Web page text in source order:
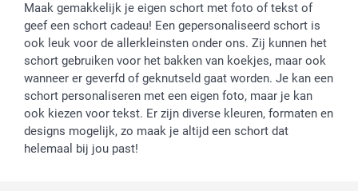
Cookiebeleid
Reviews
Prijslijst
Investor Relations
smartfriends
service@smartphoto.nl
Affiliate partnerprogramma
Partnerships
Influencer partnerprogramma
Vaderdag
Huwelijk
Maak gemakkelijk je eigen schort met foto of tekst of
geef een schort cadeau! Een gepersonaliseerd schort is
ook leuk voor de allerkleinsten onder ons. Zij kunnen het
schort gebruiken voor het bakken van koekjes, maar ook
wanneer er geverfd of geknutseld gaat worden. Je kan een
schort personaliseren met een eigen foto, maar je kan
ook kiezen voor tekst. Er zijn diverse kleuren, formaten en
designs mogelijk, zo maak je altijd een schort dat
helemaal bij jou past!